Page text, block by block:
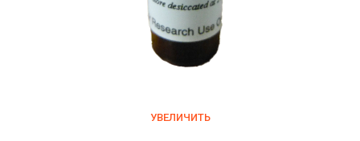
УВЕЛИЧИТЬ